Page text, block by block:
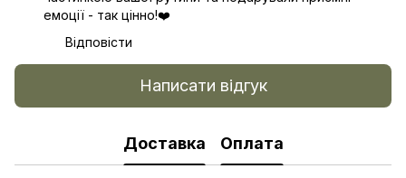
емоції - так цінно!❤️
Відповісти
Написати відгук
Доставка Оплата